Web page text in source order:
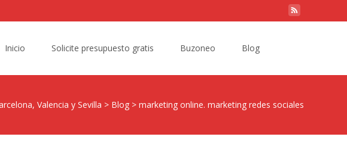
Inicio Solicite presupuesto gratis Buzoneo Blog
Valencia y Sevilla > Blog > marketing online. marketing redes sociales